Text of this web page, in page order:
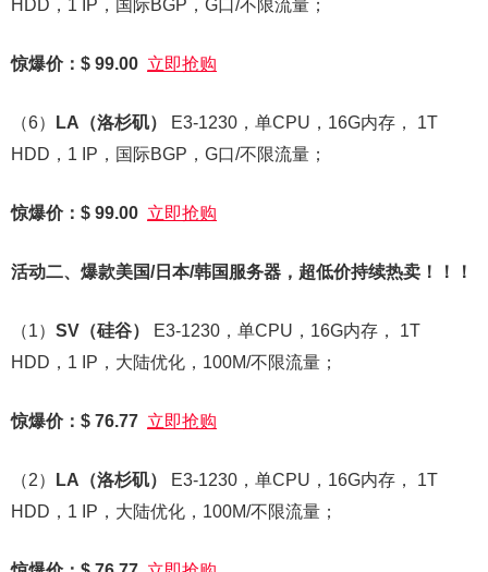
HDD，1 IP，国际BGP，G口/不限流量；
惊爆价：$ 99.00 立即抢购
（6） LA （洛杉矶）
E3-1230，单CPU，16G内存， 1T
HDD，1 IP，国际BGP，G口/不限流量；
惊爆价：$ 99.00 立即抢购
活动二、爆款美国/日本/韩国服务器，超低价持续热卖！！！
（1） SV （硅谷）
E3-1230，单CPU，16G内存， 1T
HDD，1 IP，大陆优化，100M/不限流量；
惊爆价：$ 76.77 立即抢购
（2） LA （洛杉矶）
E3-1230，单CPU，16G内存， 1T
HDD，1 IP，大陆优化，100M/不限流量；